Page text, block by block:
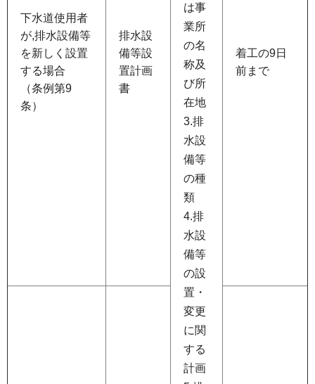
下水道使用者
が,排水設備等
を新しく設置
する場合
（条例第9
条）
排水設
備等設
置計画
書
は事
業所
の名
称及
び所
在地
3.排
水設
備等
の種
類
4.排
水設
備等
の設
置・
変更
に関
する
計画
着工の9日
前まで